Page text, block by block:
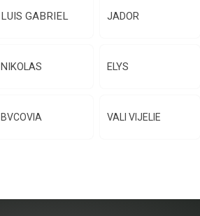
LUIS GABRIEL JADOR
NIKOLAS ELYS
BVCOVIA VALI VIJELIE